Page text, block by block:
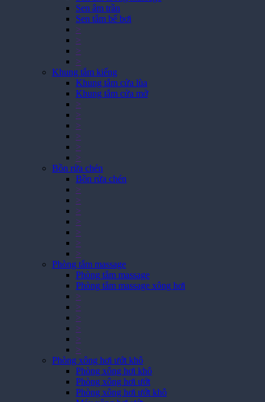
Sen âm trần
Sen tắm bể bơi
>
>
>
>
Khung tắm kiếng
Khung tắm cửa lùa
Khung tắm cửa mở
>
>
>
>
>
>
Bồn rửa chén
Bồn rửa chén
>
>
>
>
>
>
>
Phòng tắm massage
Phòng tắm massage
Phòng tắm massage xông hơi
>
>
>
>
>
>
Phòng xông hơi ướt khô
Phòng xông hơi khô
Phòng xông hơi ướt
Phòng xông hơi ướt khô